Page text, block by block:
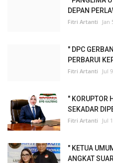
DEPAN
Fitri Artanti Jan
" DPC
PERBARUI
Fitri Artanti Jul
" KORUPTOR
SEKADAR
Fitri Artanti Jul
" KETUA
ANGKAT